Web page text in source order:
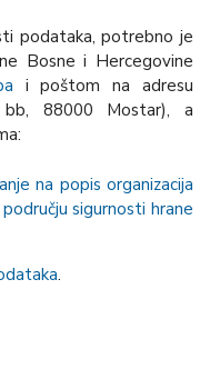
podataka, potrebno je
Bosne i Hercegovine
i poštom na adresu
bb, 88000 Mostar), a
na popis organizacija
sigurnosti hrane
.